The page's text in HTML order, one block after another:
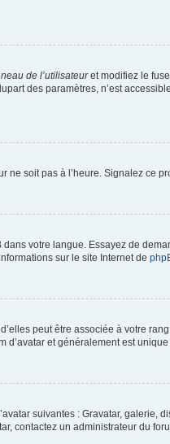
de l’utilisateuret modifiez le
des paramètres, n’est
ne soit pas à l’heure. Signalez ce
votre langue. Essayez de
sur le site Internet de
peut être associée à votre
et généralement est
suivantes : Gravatar, galerie,
contactez un administrateur du